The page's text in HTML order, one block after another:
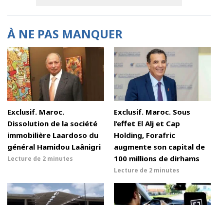
À NE PAS MANQUER
Exclusif. Maroc.
Dissolution de la société
immobilière Laardoso du
général Hamidou Laânigri
Lecture de 2 minutes
Exclusif. Maroc. Sous
l’effet El Alj et Cap
Holding, Forafric
augmente son capital de
100 millions de dirhams
Lecture de 2 minutes